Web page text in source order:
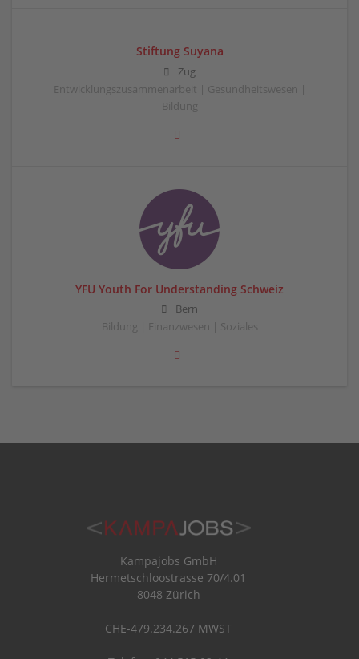
Stiftung Suyana
Zug
Entwicklungszusammenarbeit | Gesundheitswesen |
Bildung
YFU Youth For Understanding Schweiz
Bern
Bildung | Finanzwesen | Soziales
Kampajobs GmbH
Hermetschloostrasse 70/4.01
8048 Zürich
CHE-479.234.267 MWST